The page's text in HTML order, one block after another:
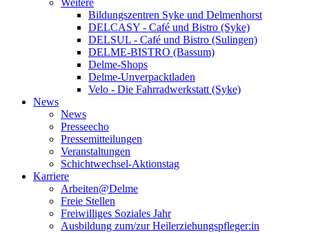
Weitere
Bildungszentren Syke und Delmenhorst
DELCASY - Café und Bistro (Syke)
DELSUL - Café und Bistro (Sulingen)
DELME-BISTRO (Bassum)
Delme-Shops
Delme-Unverpacktladen
Velo - Die Fahrradwerkstatt (Syke)
News
News
Presseecho
Pressemitteilungen
Veranstaltungen
Schichtwechsel-Aktionstag
Karriere
Arbeiten@Delme
Freie Stellen
Freiwilliges Soziales Jahr
Ausbildung zum/zur Heilerziehungspfleger:in